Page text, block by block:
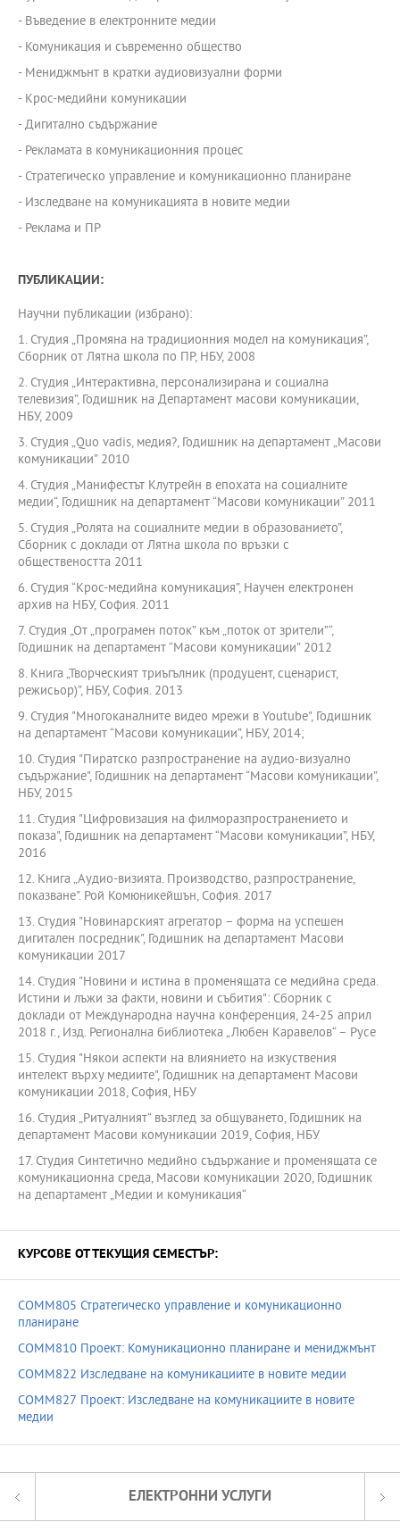
- Въведение в електронните медии
- Комуникация и съвременно общество
- Мениджмънт в кратки аудиовизуални форми
- Крос-медийни комуникации
- Дигитално съдържание
- Рекламата в комуникационния процес
- Стратегическо управление и комуникационно планиране
- Изследване на комуникацията в новите медии
- Реклама и ПР
ПУБЛИКАЦИИ:
Научни публикации (избрано):
1. Студия „Промяна на традиционния модел на комуникация”,
Сборник от Лятна школа по ПР, НБУ, 2008
2. Студия „Интерактивна, персонализирана и социална
телевизия”, Годишник на Департамент масови комуникации,
НБУ, 2009
3. Студия „Quo vadis, медия?, Годишник на департамент „Масови
комуникации” 2010
4. Студия „Манифестът Клутрейн в епохата на социалните
медии“, Годишник на департамент “Масови комуникации” 2011
5. Студия „Ролята на социалните медии в образованието”,
Сборник с доклади от Лятна школа по връзки с
обществеността 2011
6. Студия “Крос-медийна комуникация”, Научен електронен
архив на НБУ, София. 2011
7. Студия „От „програмен поток” към „поток от зрители”“,
Годишник на департамент “Масови комуникации” 2012
8. Книга „Творческият триъгълник (продуцент, сценарист,
режисьор)”, НБУ, София. 2013
9. Студия "Многоканалните видео мрежи в Youtube", Годишник
на департамент “Масови комуникации”, НБУ, 2014;
10. Студия "Пиратско разпространение на аудио-визуално
съдържание", Годишник на департамент “Масови комуникации”,
НБУ, 2015
11. Студия "Цифровизация на филморазпространението и
показа", Годишник на департамент “Масови комуникации”, НБУ,
2016
12. Книга „Аудио-визията. Производство, разпространение,
показване". Рой Комюникейшън, София. 2017
13. Студия "Новинарският агрегатор – форма на успешен
дигитален посредник", Годишник на департамент Масови
комуникации 2017
14. Студия "Новини и истина в променящата се медийна среда.
Истини и лъжи за факти, новини и събития": Сборник с
доклади от Международна научна конференция, 24-25 април
2018 г., Изд. Регионална библиотека „Любен Каравелов“ – Русе
15. Студия "Някои аспекти на влиянието на изкуствения
интелект върху медиите", Годишник на департамент Масови
комуникации 2018, София, НБУ
16. Студия „Ритуалният“ възглед за общуването, Годишник на
департамент Масови комуникации 2019, София, НБУ
17. Студия Синтетично медийно съдържание и променящата се
комуникационна среда, Масови комуникации 2020, Годишник
на департамент „Медии и комуникация“
КУРСОВЕ ОТ ТЕКУЩИЯ СЕМЕСТЪР:
COMM805 Стратегическо управление и комуникационно
планиране
COMM810 Проект: Комуникационно планиране и мениджмънт
COMM822 Изследване на комуникациите в новите медии
COMM827 Проект: Изследване на комуникациите в новите
медии
ЕЛЕКТРОННИ УСЛУГИ